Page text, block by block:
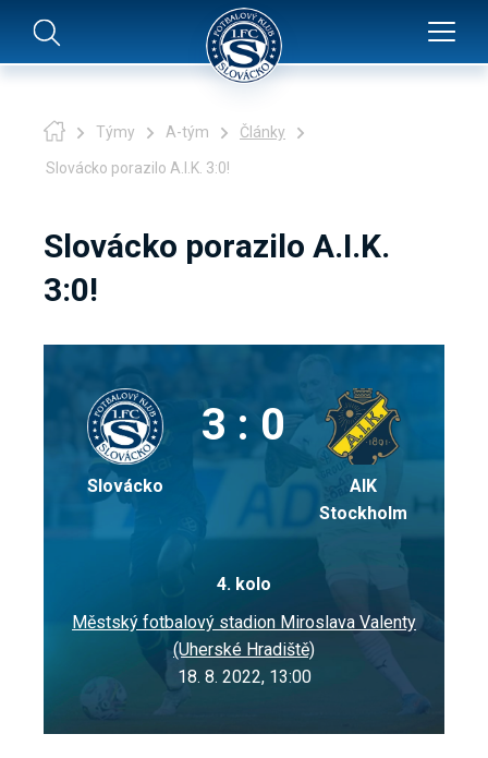
Týmy A-tým Články
Slovácko porazilo A.I.K. 3:0!
Slovácko porazilo A.I.K.
3:0!
Slovácko
3 : 0
AIK
Stockholm
4. kolo
Městský fotbalový stadion Miroslava Valenty
(Uherské Hradiště)
18. 8. 2022, 13:00